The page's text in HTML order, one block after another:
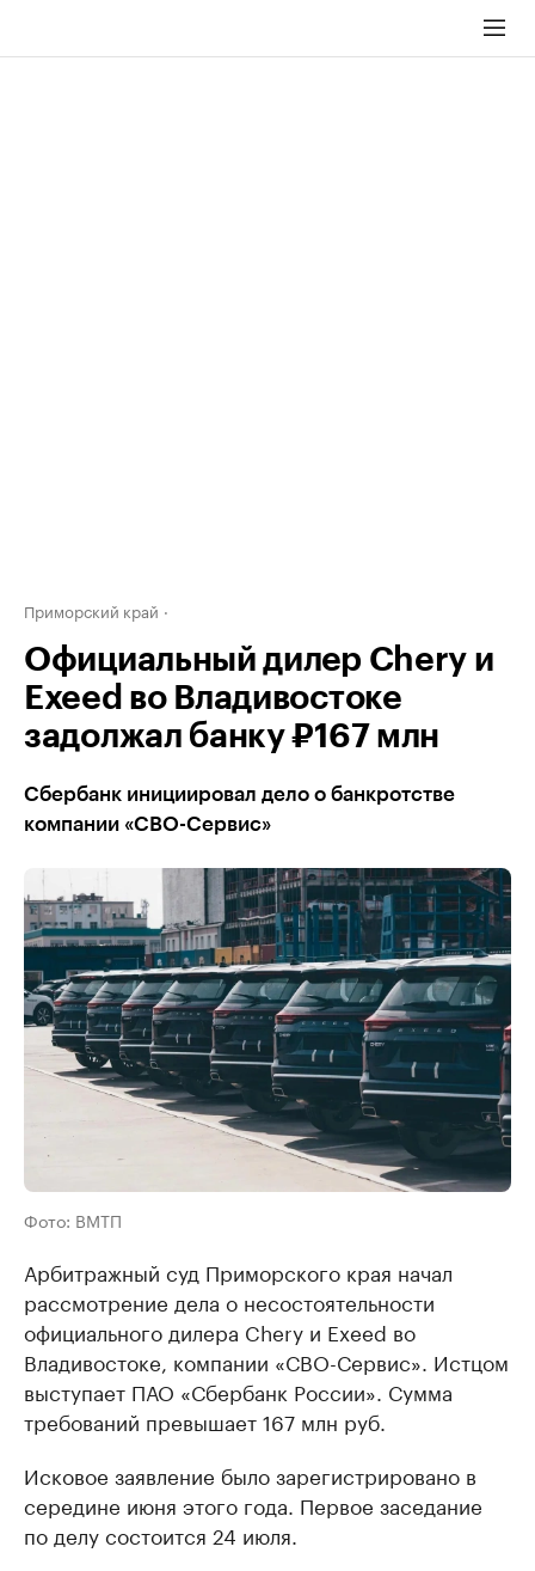
Приморский край
Официальный дилер Chery и
Exeed во Владивостоке
задолжал банку ₽167 млн
Сбербанк инициировал дело о банкротстве
компании «СВО-Сервис»
Фото: ВМТП
Арбитражный суд Приморского края начал
рассмотрение дела о несостоятельности
официального дилера Chery и Exeed во
Владивостоке, компании «СВО-Сервис». Истцом
выступает ПАО «Сбербанк России». Сумма
требований превышает 167 млн руб.
Исковое заявление было зарегистрировано в
середине июня этого года. Первое заседание
по делу состоится 24 июля.